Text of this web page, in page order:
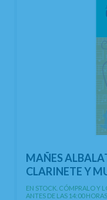
MAÑES
CLARINETE Y
EN STOCK. CÓMPRALO Y
ANTES DE LAS 14:00